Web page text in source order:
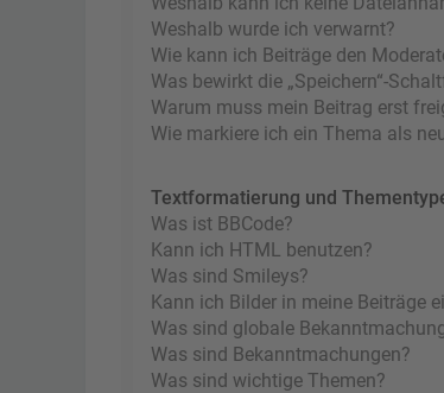
Weshalb wurde ich verwarnt?
Wie kann ich Beiträge den
Was bewirkt die „Speichern“-
Warum muss mein Beitrag erst
Wie markiere ich ein Thema als
Textformatierung und
Was ist BBCode?
Kann ich HTML benutzen?
Was sind Smileys?
Kann ich Bilder in meine Beiträge
Was sind globale
Was sind Bekanntmachungen?
Was sind wichtige Themen?